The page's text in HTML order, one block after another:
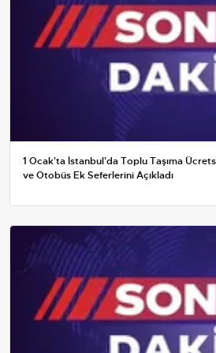
1 Ocak'ta İstanbul'da Toplu Taşıma
ve Otobüs Ek Seferlerini Açıkladı